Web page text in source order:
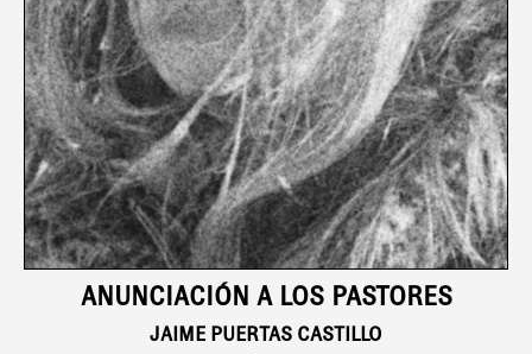
ANUNCIACIÓN A LOS PASTORES
JAIME PUERTAS CASTILLO